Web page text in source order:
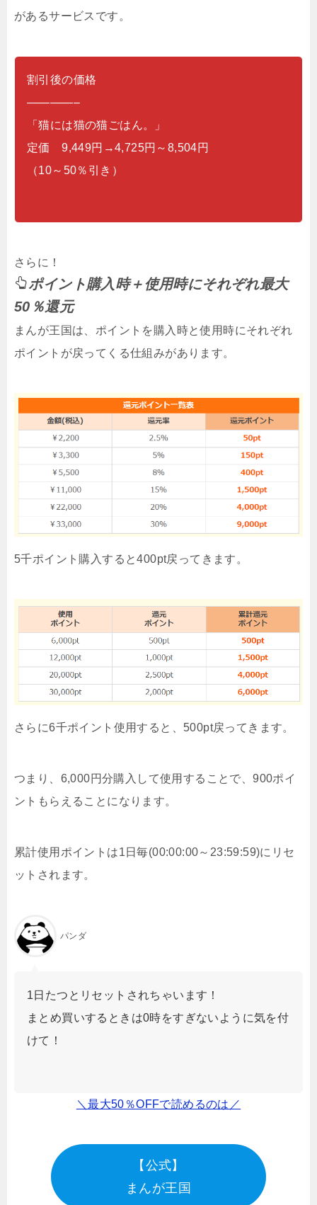
があるサービスです。
割引後の価格
————–
「猫には猫の猫ごはん。」
定価 9,449円→4,725円～8,504円
（10～50％引き）
さらに！
ポイント購入時＋使用時にそれぞれ最大
50％還元
まんが王国は、ポイントを購入時と使用時にそれぞれ
ポイントが戻ってくる仕組みがあります。
5千ポイント購入すると400pt戻ってきます。
さらに6千ポイント使用すると、500pt戻ってきます。
つまり、6,000円分購入して使用することで、900ポイ
ントもらえることになります。
累計使用ポイントは1日毎(00:00:00～23:59:59)にリセ
ットされます。
パンダ
1日たつとリセットされちゃいます！
まとめ買いするときは0時をすぎないように気を付
けて！
＼最大50％OFFで読めるのは／
【公式】
まんが王国